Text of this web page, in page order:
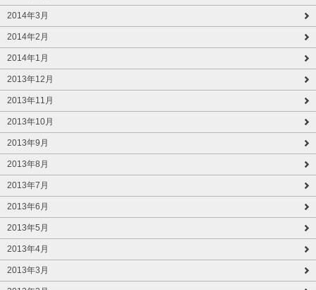
2014年3月
2014年2月
2014年1月
2013年12月
2013年11月
2013年10月
2013年9月
2013年8月
2013年7月
2013年6月
2013年5月
2013年4月
2013年3月